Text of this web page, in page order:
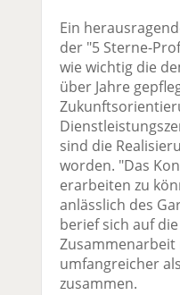
Ein
der "5 Sterne-
wie wichtig die
über Jahre
sind die
worden. "Das
erarbeiten zu
anlässlich des
berief sich auf
umfangreicher
zusammen.